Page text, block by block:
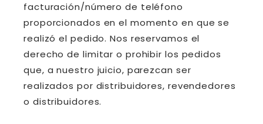
facturación/número de teléfono
proporcionados en el momento en que se
realizó el pedido. Nos reservamos el
derecho de limitar o prohibir los pedidos
que, a nuestro juicio, parezcan ser
realizados por distribuidores, revendedores
o distribuidores.